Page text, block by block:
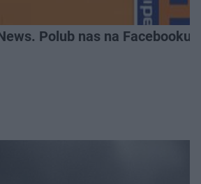
Polub nas na Facebooku!